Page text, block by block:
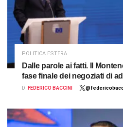
POLITICA ESTERA
Dalle parole ai fatti. Il
fase finale dei negoziati di
DI FEDERICO BACCINI